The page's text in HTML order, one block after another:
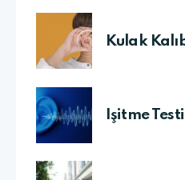
Kulak
İşitme Testi